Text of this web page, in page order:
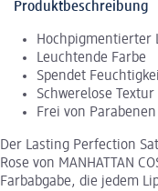
Produktbeschreibung
Hochpigmentierter
Leuchtende Farbe
Spendet
Schwerelose Textur
Frei von
Der Lasting Perfection
Rose von MANHATTAN
Farbabgabe, die jedem